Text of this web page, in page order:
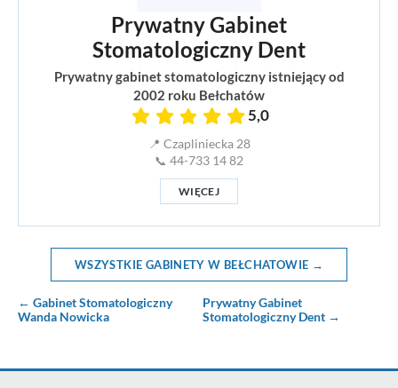
Prywatny Gabinet
Stomatologiczny Dent
Prywatny gabinet stomatologiczny istniejący od
2002 roku Bełchatów
5,0
📍 Czapliniecka 28
📞 44-733 14 82
WIĘCEJ
WSZYSTKIE GABINETY W BEŁCHATOWIE →
← Gabinet Stomatologiczny
Wanda Nowicka
Prywatny Gabinet
Stomatologiczny Dent →